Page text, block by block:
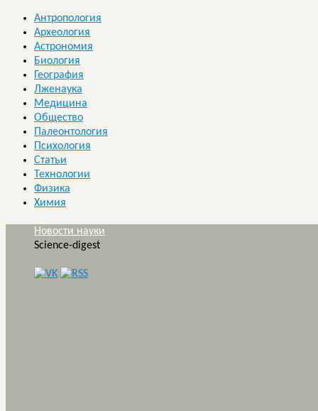
Антропология
Археология
Астрономия
Биология
География
Лженаука
Медицина
Общество
Палеонтология
Психология
Статьи
Технологии
Физика
Химия
Новости науки
Science-digest